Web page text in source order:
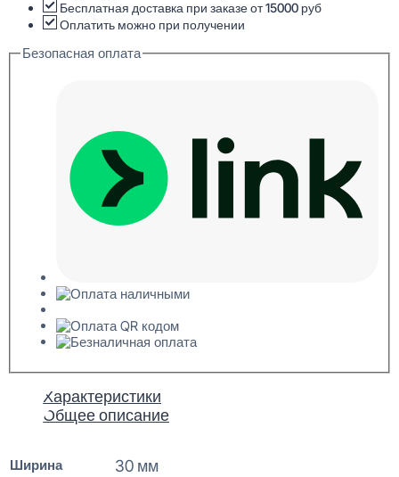
декоративный
12x30x2000
Бесплатная доставка при заказе от 15000 руб
Оплатить можно при получении
Безопасная оплата
Характеристики
Общее описание
Ширина 30 мм